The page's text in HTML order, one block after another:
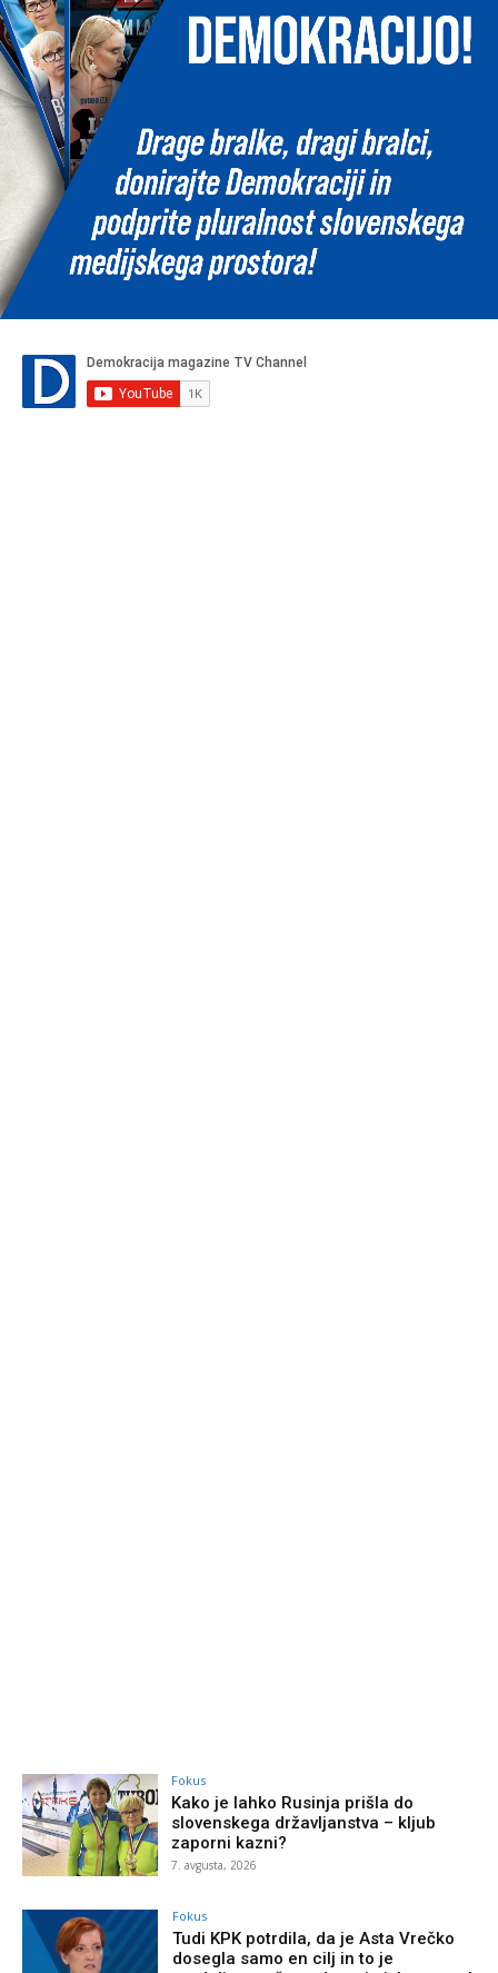
Fokus
Kako je lahko Rusinja prišla do
slovenskega državljanstva – kljub
zaporni kazni?
7. avgusta, 2026
Fokus
Tudi KPK potrdila, da je Asta Vrečko
dosegla samo en cilj in to je